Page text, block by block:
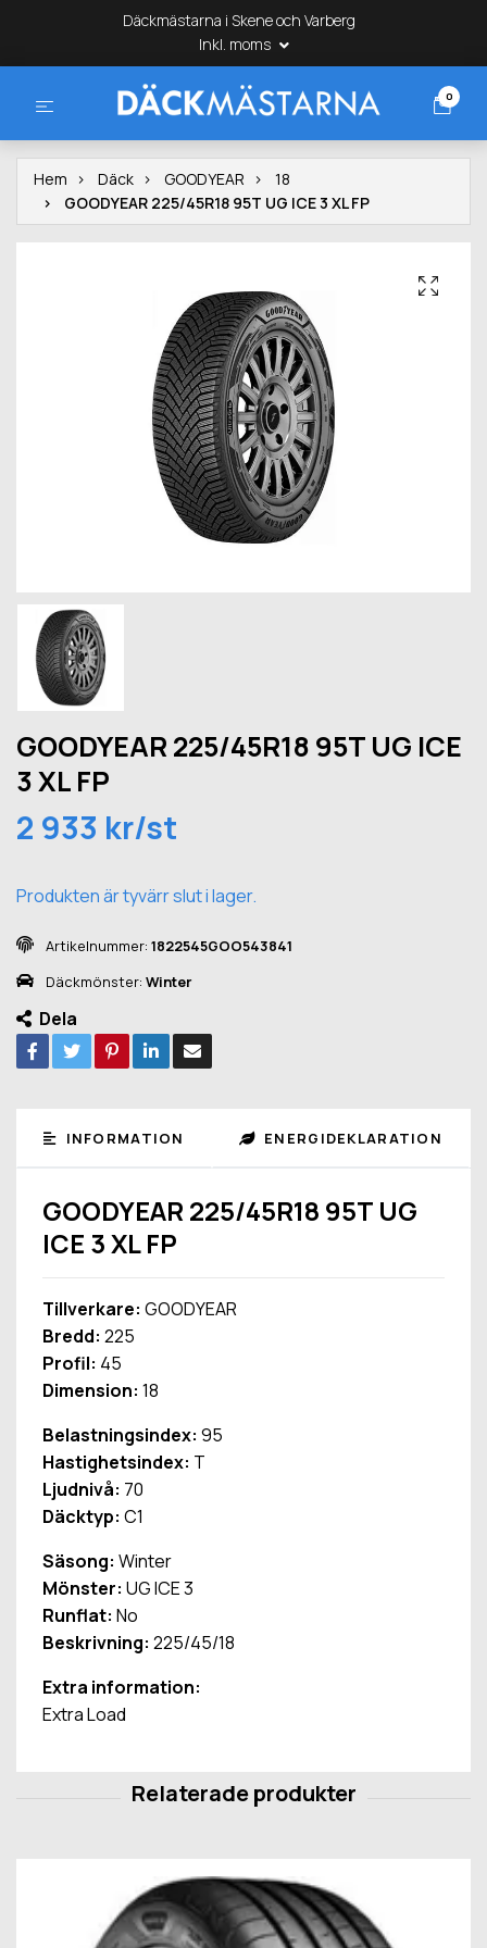
Däckmästarna i Skene och Varberg
Inkl. moms
0
Hem Däck GOODYEAR
18
GOODYEAR 225/45R18 95T UG ICE 3 XL FP
GOODYEAR 225/45R18 95T UG ICE
3 XL FP
2 933 kr/st
Produkten är tyvärr slut i lager.
Artikelnummer: 1822545GOO543841
Däckmönster: Winter
Dela
INFORMATION ENERGIDEKLARATION
GOODYEAR 225/45R18 95T UG
ICE 3 XL FP
Tillverkare: GOODYEAR
Bredd: 225
Profil: 45
Dimension: 18
Belastningsindex: 95
Hastighetsindex: T
Ljudnivå: 70
Däcktyp: C1
Säsong: Winter
Mönster: UG ICE 3
Runflat: No
Beskrivning: 225/45/18
Extra information:
Extra Load